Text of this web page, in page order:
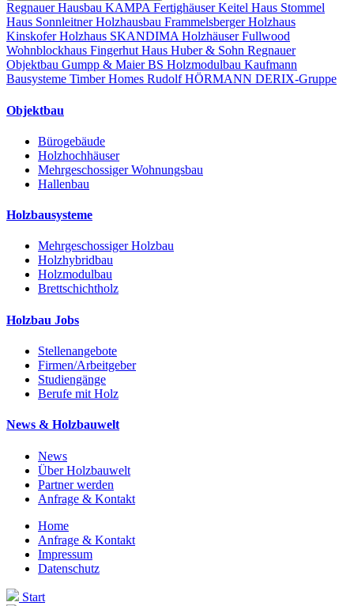
Regnauer Hausbau KAMPA FertighäuserKeitel Haus Stommel
Haus Sonnleitner Holzhausbau Frammelsberger Holzhaus
Kinskofer Holzhaus SKANDIMA HolzhäuserFullwood
Wohnblockhaus Fingerhut Haus Huber & Sohn Regnauer
Objektbau Gumpp & MaierBS Holzmodulbau Kaufmann
Bausysteme Timber Homes Rudolf HÖRMANN DERIX-Gruppe
Objektbau
Bürogebäude
Holzhochhäuser
Mehrgeschossiger Wohnungsbau
Hallenbau
Holzbausysteme
Mehrgeschossiger Holzbau
Holzhybridbau
Holzmodulbau
Brettschichtholz
Holzbau Jobs
Stellenangebote
Firmen/Arbeitgeber
Studiengänge
Berufe mit Holz
News & Holzbauwelt
News
Über Holzbauwelt
Partner werden
Anfrage & Kontakt
Home
Anfrage & Kontakt
Impressum
Datenschutz
Start